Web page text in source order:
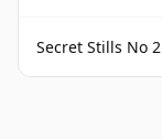
Secret Stills No 2.2